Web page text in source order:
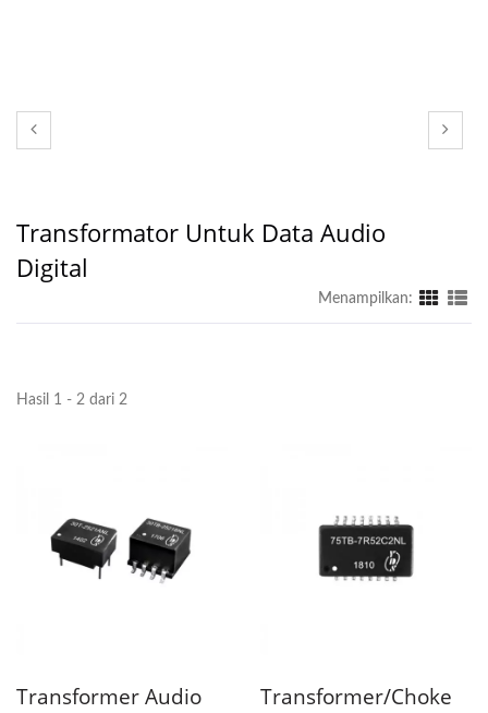
Transformator Untuk Data Audio
Digital
Menampilkan:
Hasil 1 - 2 dari 2
Transformer Audio
Transformer/Choke